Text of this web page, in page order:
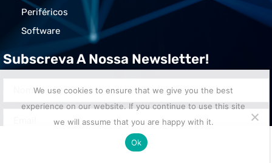
Periféricos
Software
Subscreva A Nossa Newsletter!
ENVIAR
We use cookies to ensure that we give you the best
experience on our website. If you continue to use this site
we will assume that you are happy with it.
Ok